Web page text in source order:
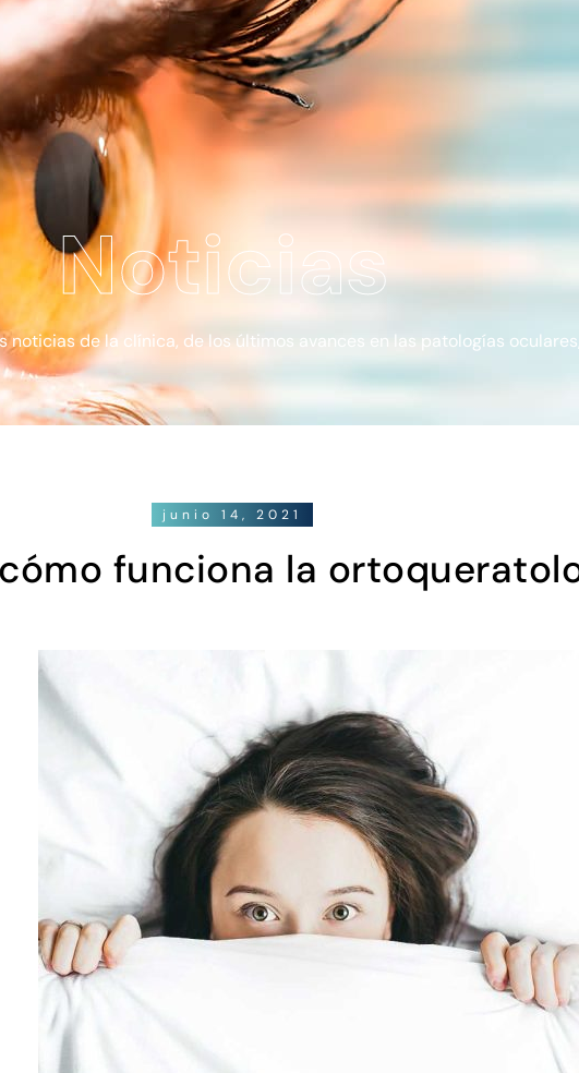
Noticias
de la clínica, de los últimos avances en las patologías
junio 14, 2021
funciona la